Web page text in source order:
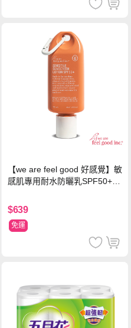
【we are feel good 好感覺】敏
感肌專用耐水防曬乳SPF50+ 7
$639
免運